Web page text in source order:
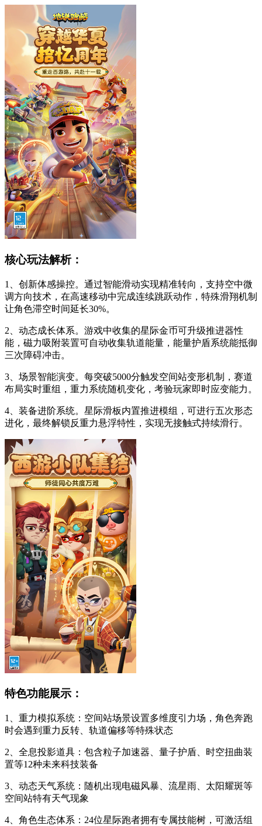
核心玩法解析：
1、创新体感操控。通过智能滑动实现精准转向，支持空中微
调方向技术，在高速移动中完成连续跳跃动作，特殊滑翔机制
让角色滞空时间延长30%。
2、动态成长体系。游戏中收集的星际金币可升级推进器性
能，磁力吸附装置可自动收集轨道能量，能量护盾系统能抵御
三次障碍冲击。
3、场景智能演变。每突破5000分触发空间站变形机制，赛道
布局实时重组，重力系统随机变化，考验玩家即时应变能力。
4、装备进阶系统。星际滑板内置推进模组，可进行五次形态
进化，最终解锁反重力悬浮特性，实现无接触式持续滑行。
特色功能展示：
1、重力模拟系统：空间站场景设置多维度引力场，角色奔跑
时会遇到重力反转、轨道偏移等特殊状态
2、全息投影道具：包含粒子加速器、量子护盾、时空扭曲装
置等12种未来科技装备
3、动态天气系统：随机出现电磁风暴、流星雨、太阳耀斑等
空间站特有天气现象
4、角色生态体系：24位星际跑者拥有专属技能树，可激活组